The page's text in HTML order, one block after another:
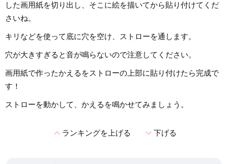
した画用紙を切り出し、そこに絵を描いてから貼り付けてくだ
さいね。
キリなどを使って底に穴を空け、ストローを通します。
穴が大きすぎると音が鳴らないので注意してください。
画用紙で作ったかえるをストローの上部に貼り付けたら完成で
す！
ストローを動かして、かえるを鳴かせてみましょう。
expand_lessランキングを上げる expand_more下げる